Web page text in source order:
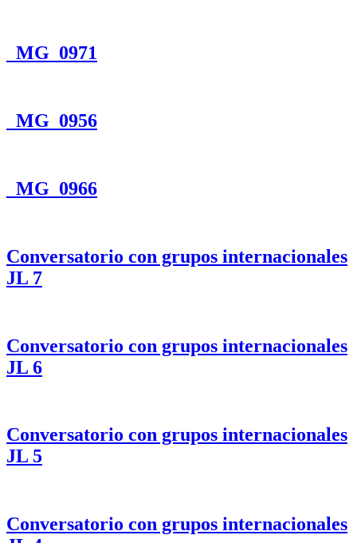
_MG_0971
_MG_0956
_MG_0966
Conversatorio con grupos internacionales
JL 7
Conversatorio con grupos internacionales
JL 6
Conversatorio con grupos internacionales
JL 5
Conversatorio con grupos internacionales